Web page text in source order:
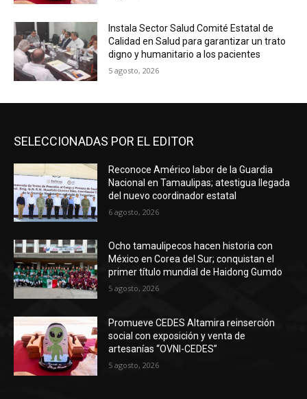
Instala Sector Salud Comité Estatal de
Calidad en Salud para garantizar un trato
digno y humanitario a los pacientes
5 agosto, 2026
SELECCIONADAS POR EL EDITOR
Reconoce Américo labor de la Guardia
Nacional en Tamaulipas; atestigua llegada
del nuevo coordinador estatal
6 agosto, 2026
Ocho tamaulipecos hacen historia con
México en Corea del Sur; conquistan el
primer título mundial de Haidong Gumdo
5 agosto, 2026
Promueve CEDES Altamira reinserción
social con exposición y venta de
artesanías “OVNI-CEDES”
5 agosto, 2026